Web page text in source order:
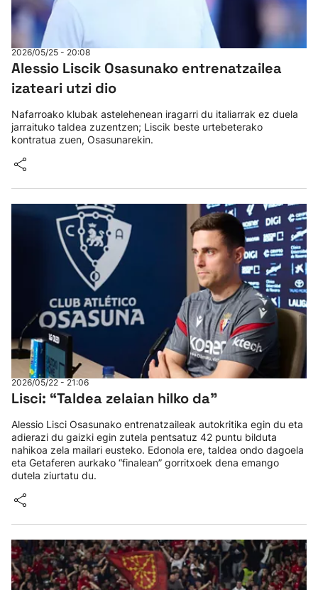
2026/05/25 - 20:08
Alessio Liscik Osasunako entrenatzailea
izateari utzi dio
Nafarroako klubak astelehenean iragarri du italiarrak ez duela
jarraituko taldea zuzentzen; Liscik beste urtebeterako
kontratua zuen, Osasunarekin.
2026/05/22 - 21:06
Lisci: “Taldea zelaian hilko da”
Alessio Lisci Osasunako entrenatzaileak autokritika egin du eta
adierazi du gaizki egin zutela pentsatuz 42 puntu bilduta
nahikoa zela mailari eusteko. Edonola ere, taldea ondo dagoela
eta Getaferen aurkako “finalean” gorritxoek dena emango
dutela ziurtatu du.